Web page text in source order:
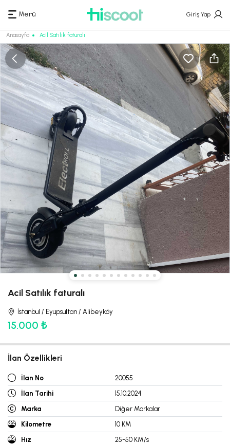
Menü Giriş Yap
Anasayfa Acil Satılık faturalı
Acil Satılık faturalı
İstanbul / Eyüpsultan / Alibeyköy
15.000 ₺
İlan Özellikleri
İlan No
20055
İlan Tarihi
15.10.2024
Marka
Diğer Markalar
Kilometre
10 KM
Hız
25-50 KM/s